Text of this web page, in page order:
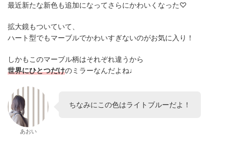
最近新たな新色も追加になってさらにかわいくなった♡
拡大鏡もついていて、
ハート型でもマーブルでかわいすぎないのがお気に入り！
しかもこのマーブル柄はそれぞれ違うから
世界にひとつだけのミラーなんだよね♩
あおい
ちなみにこの色はライトブルーだよ！